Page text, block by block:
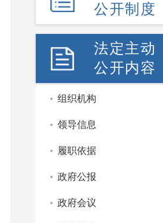
公开制度
法定主动
公开内容
组织机构
领导信息
履职依据
政府公报
政府会议